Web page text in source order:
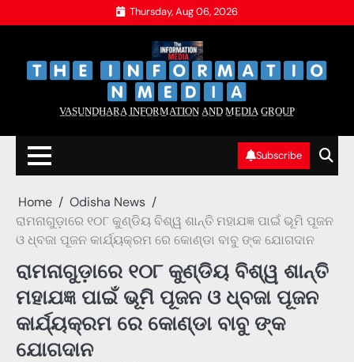
to
Thursday, Aug 06, 2026
V̲A̲S̲U̲N̲D̲H̲A̲R̲A̲ I̲N̲F̲O̲R̲M̲A̲T̲I̲O̲N̲ A̲N̲D̲ M̲E̲D̲I̲A̲ G̲R̲O̲U̲P̲
Subscribe
Home
Odisha News
ରାମନାଗୁଡ଼ାରେ ୧୦୮ କୁଣ୍ଡିୟ ବିଶ୍ୱ ଶାନ୍ତି ମହାଯଜ୍ଞ ପାଇଁ ଭୂମି ପୂଜନ
ଓ ଧ୍ବଜା ପୂଜନ କାର୍ଯ୍ୟକ୍ରମ ରେ କୋଣ୍ଡା ବାବୁ ଙ୍କ ଯୋଗଦାନ
ରାମନାଗୁଡ଼ାରେ ୧୦୮ କୁଣ୍ଡିୟ ବିଶ୍ୱ ଶାନ୍ତି
ମହାଯଜ୍ଞ ପାଇଁ ଭୂମି ପୂଜନ ଓ ଧ୍ବଜା ପୂଜନ
କାର୍ଯ୍ୟକ୍ରମ ରେ କୋଣ୍ଡା ବାବୁ ଙ୍କ
ଯୋଗଦାନ